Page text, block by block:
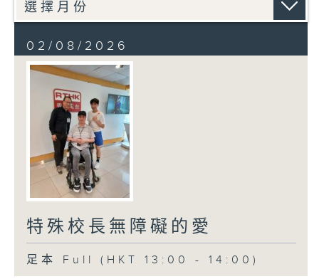
02/08/2026
特殊校長無障礙的愛
足本 Full (HKT 13:00 - 14:00)